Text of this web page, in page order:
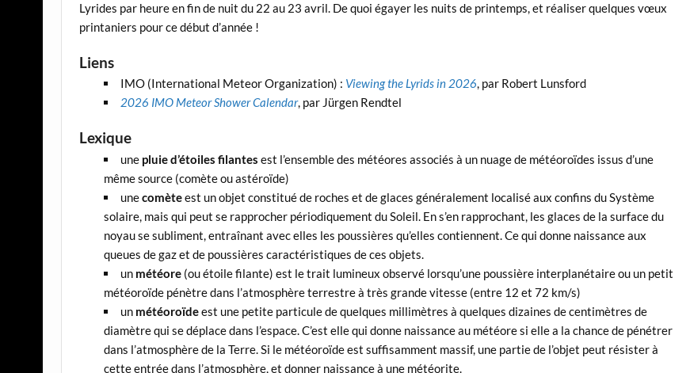
Lyrides par heure en fin de nuit du 22 au 23 avril. De quoi égayer les nuits de printemps, et réaliser quelques vœux
printaniers pour ce début d’année !
Liens
IMO (International Meteor Organization) : Viewing the Lyrids in 2026, par Robert Lunsford
2026 IMO Meteor Shower Calendar, par Jürgen Rendtel
Lexique
une pluie d’étoiles filantes est l’ensemble des météores associés à un nuage de météoroïdes issus d’une
même source (comète ou astéroïde)
unecomèteest un objet constitué de roches et de glaces généralement localisé aux confins du Système
solaire, mais qui peut se rapprocher périodiquement du Soleil. En s’en rapprochant, les glaces de la surface du
noyau se subliment, entraînant avec elles les poussières qu’elles contiennent. Ce qui donne naissance aux
queues de gaz et de poussières caractéristiques de ces objets.
un météore(ou étoile filante) est le trait lumineux observé lorsqu’une poussière interplanétaire ou un petit
météoroïde pénètre dans l’atmosphère terrestre à très grande vitesse (entre 12 et 72 km/s)
un météoroïdeest une petite particule de quelques millimètres à quelques dizaines de centimètres de
diamètre qui se déplace dans l’espace. C’est elle qui donne naissance au météore si elle a la chance de pénétrer
dans l’atmosphère de la Terre. Si le météoroïde est suffisamment massif, une partie de l’objet peut résister à
cette entrée dans l’atmosphère, et donner naissance à une météorite.